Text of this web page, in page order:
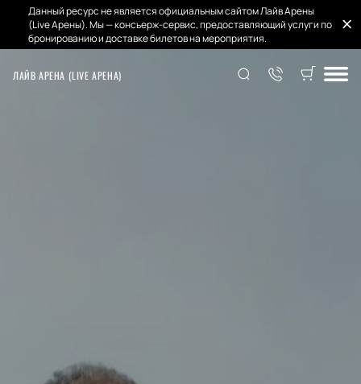
Данный ресурс не является официальным сайтом Лайв Арены
(Live Арены). Мы — консьерж-сервис, предоставляющий услуги по
бронированию и доставке билетов на мероприятия.
ЛАЙВ АРЕНА (LIVE АРЕНА)